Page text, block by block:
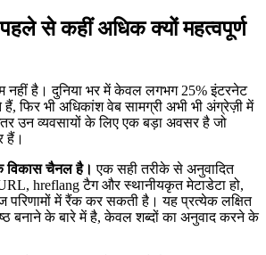
से कहीं अधिक क्यों महत्वपूर्ण
नहीं है। दुनिया भर में केवल लगभग 25% इंटरनेट
हैं, फिर भी अधिकांश वेब सामग्री अभी भी अंग्रेज़ी में
उन व्यवसायों के लिए एक बड़ा अवसर है जो
हैं।
विकास चैनल है। एक सही तरीके से अनुवादित
hreflang टैग और स्थानीयकृत मेटाडेटा हो,
परिणामों में रैंक कर सकती है। यह प्रत्येक लक्षित
बनाने के बारे में है, केवल शब्दों का अनुवाद करने के